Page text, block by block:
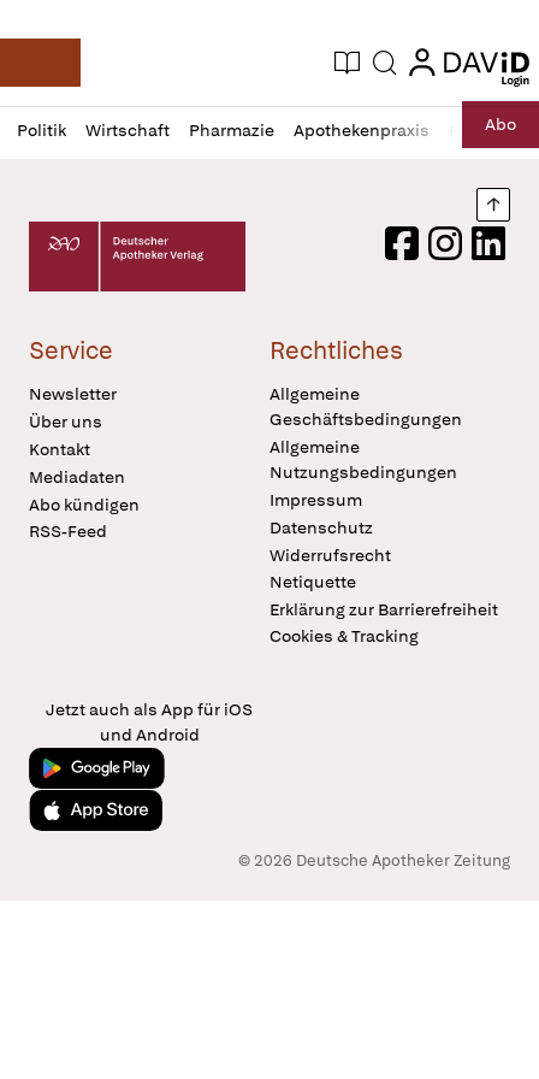
Deutsche Apotheker Zeitung
Aktuelle Ausgabe
Suche login
login
Politik Wirtschaft Pharmazie Apothekenpraxis RechtAbo
Profil
öffnen
Daz
Pur
Deutscher Apotheker Verlag Logo
FacebookInstagram
Service
Newsletter
Über uns
Kontakt
Mediadaten
Abo kündigen
RSS-Feed
Rechtliches
Allgemeine
Geschäftsbedingungen
Allgemeine
Nutzungsbedingungen
Impressum
Datenschutz
Widerrufsrecht
Netiquette
Erklärung zur Barrierefreiheit
Cookies & Tracking
Jetzt auch als App für iOS
und Android
Jetzt bei Google Play
Laden im App Store
© 2026 Deutsche Apotheker Zeitung